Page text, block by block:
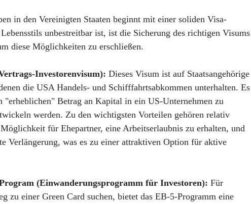
in den Vereinigten Staaten beginnt mit einer soliden Visa-
unbestreitbar ist, ist die Sicherung des richtigen Visums
diese Möglichkeiten zu erschließen.
Investorenvisum): Dieses Visum ist auf Staatsangehörige
die USA Handels- und Schifffahrtsabkommen unterhalten. Es
"erheblichen" Betrag an Kapital in ein US-Unternehmen zu
werden. Zu den wichtigsten Vorteilen gehören relativ
für Ehepartner, eine Arbeitserlaubnis zu erhalten, und
Verlängerung, was es zu einer attraktiven Option für aktive
(Einwanderungsprogramm für Investoren): Für
zu einer Green Card suchen, bietet das EB-5-Programm eine